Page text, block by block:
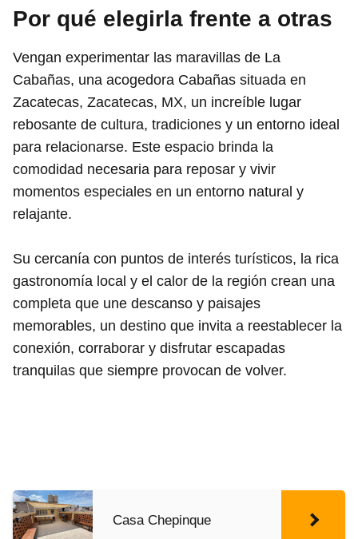
Por qué elegirla frente a otras
Vengan experimentar las maravillas de La
Cabañas, una acogedora Cabañas situada en
Zacatecas, Zacatecas, MX, un increíble lugar
rebosante de cultura, tradiciones y un entorno ideal
para relacionarse. Este espacio brinda la
comodidad necesaria para reposar y vivir
momentos especiales en un entorno natural y
relajante.
Su cercanía con puntos de interés turísticos, la rica
gastronomía local y el calor de la región crean una
completa que une descanso y paisajes
memorables, un destino que invita a reestablecer la
conexión, corraborar y disfrutar escapadas
tranquilas que siempre provocan de volver.
Casa Chepinque